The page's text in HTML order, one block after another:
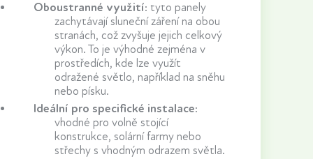
Oboustranné využití: tyto panely
zachytávají sluneční záření na obou
stranách, což zvyšuje jejich celkový
výkon. To je výhodné zejména v
prostředích, kde lze využít
odražené světlo, například na sněhu
nebo písku.
Ideální pro specifické instalace:
vhodné pro volně stojící
konstrukce, solární farmy nebo
střechy s vhodným odrazem světla.